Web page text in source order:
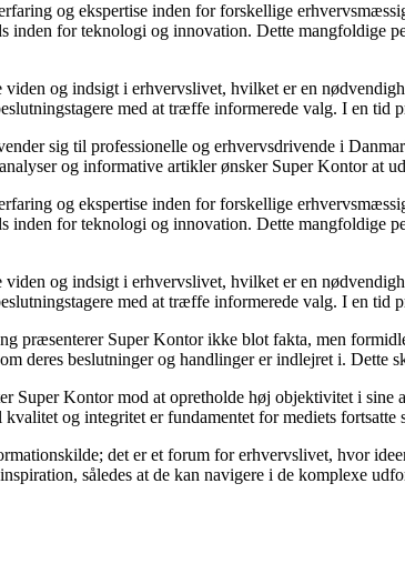
og ekspertise inden for forskellige
inden for teknologi og innovation. Dette mangfoldige
og indsigt i erhvervslivet, hvilket er en
med at træffe informerede valg. I en tid
sig til professionelle og erhvervsdrivende i
og informative artikler ønsker Super Kontor at
og ekspertise inden for forskellige
inden for teknologi og innovation. Dette mangfoldige
og indsigt i erhvervslivet, hvilket er en
med at træffe informerede valg. I en tid
præsenterer Super Kontor ikke blot fakta, men
deres beslutninger og handlinger er indlejret i.
Super Kontor mod at opretholde høj objektivitet i
og integritet er fundamentet for mediets fortsatte
det er et forum for erhvervslivet, hvor
således at de kan navigere i de komplexe